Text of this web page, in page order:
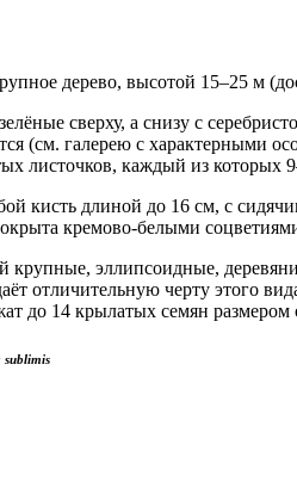
дерево, высотой 15–25 м
сверху, а снизу с
(см. галерею с характерными
листочков, каждый из которых
кисть длиной до 16 см, с
кремово-белыми
крупные, эллипсоидные,
отличительную черту этого
до 14 крылатых семян размером
sublimis